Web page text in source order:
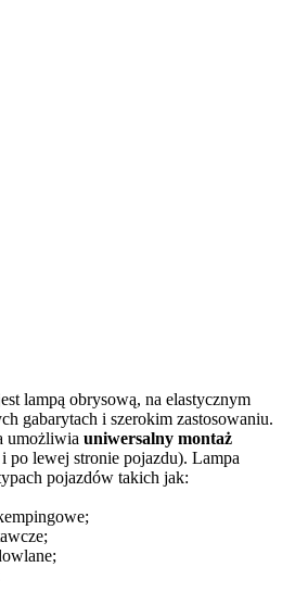
lampą obrysową, na elastycznym
gabarytach i szerokim zastosowaniu.
umożliwia uniwersalny montaż
po lewej stronie pojazdu). Lampa
pojazdów takich jak: